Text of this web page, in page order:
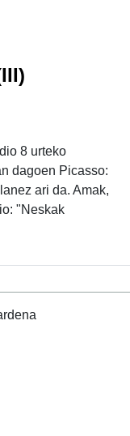
8 urteko
dagoen Picasso:
ari da. Amak,
"Neskak